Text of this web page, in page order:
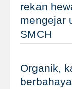
rekan
mengejar
SMCH
Organik,